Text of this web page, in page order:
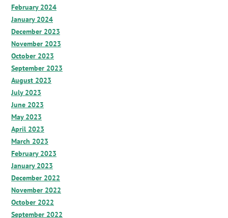
February 2024
January 2024
December 2023
November 2023
October 2023
September 2023
August 2023
July 2023
June 2023
May 2023
April 2023
March 2023
February 2023
January 2023
December 2022
November 2022
October 2022
September 2022